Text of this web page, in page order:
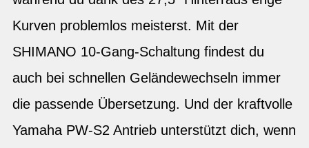
Kurven problemlos meisterst. Mit der
SHIMANO 10-Gang-Schaltung findest du
auch bei schnellen Geländewechseln immer
die passende Übersetzung. Und der kraftvolle
Yamaha PW-S2 Antrieb unterstützt dich, wenn